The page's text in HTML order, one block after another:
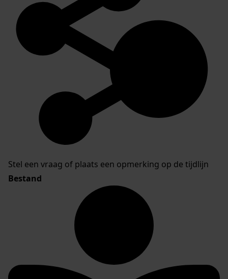
Stel een vraag of plaats een opmerking op de tijdlijn
Bestand